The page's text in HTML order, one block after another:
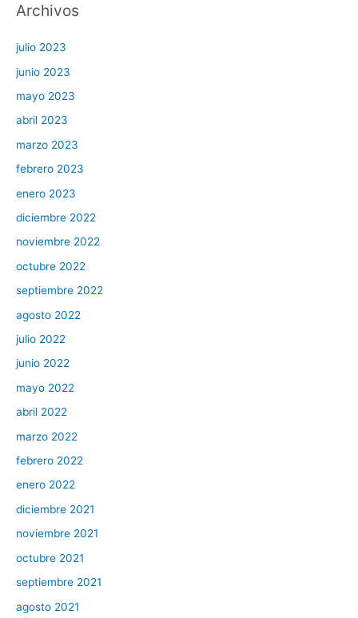
Archivos
julio 2023
junio 2023
mayo 2023
abril 2023
marzo 2023
febrero 2023
enero 2023
diciembre 2022
noviembre 2022
octubre 2022
septiembre 2022
agosto 2022
julio 2022
junio 2022
mayo 2022
abril 2022
marzo 2022
febrero 2022
enero 2022
diciembre 2021
noviembre 2021
octubre 2021
septiembre 2021
agosto 2021